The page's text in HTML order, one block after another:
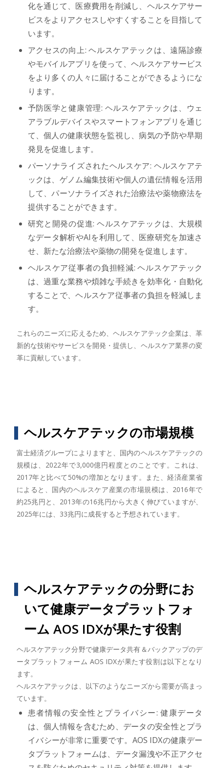
化を通じて、医療費用を削減し、ヘルスケアサー
ビスをよりアクセスしやすくすることを目指して
います。
アクセスの向上: ヘルスケアテックは、遠隔診療
やモバイルアプリを使って、ヘルスケアサービス
をより多くの人々に届けることができるようにな
ります。
予防医学と健康管理: ヘルスケアテックは、ウェ
アラブルデバイスやスマートフォンアプリを通じ
て、個人の健康状態を監視し、病気の予防や早期
発見を促進します。
パーソナライズされたヘルスケア: ヘルスケアテ
ックは、ゲノム編集技術や個人の遺伝情報を活用
して、パーソナライズされた治療法や薬物療法を
提供することができます。
研究と開発の促進: ヘルスケアテックは、大規模
なデータ解析やAIを利用して、医療研究を加速さ
せ、新たな治療法や薬物の開発を促進します。
ヘルスケア従事者の負担軽減: ヘルスケアテック
は、過重な業務や煩雑な手続きを効率化・自動化
することで、ヘルスケア従事者の負担を軽減しま
す。
これらのニーズに応えるため、ヘルスケアテック企業は、革
新的な技術やサービスを開発・提供し、ヘルスケア業界の変
革に貢献しています。
ヘルスケアテックの市場規模
富士経済グループによりますと、国内のヘルスケアテックの
規模は、2022年で3,000億円程度とのことです。これは、
2017年と比べて50%の増加となります。また、経済産業省
によると、国内のヘルスケア産業の市場規模は、2016年で
約25兆円と、2013年の16兆円から大きく伸びていますが、
2025年には、33兆円に成長すると予想されています。
ヘルスケアテックの分野にお
いて健康データプラットフォ
ーム AOS IDXが果たす役割
ヘルスケアテック分野で健康データ共有＆バックアップのデ
ータプラットフォーム AOS IDXが果たす役割は以下となり
ます。
ヘルスケアテックは、以下のようなニーズから需要が高まっ
ています。
患者情報の安全性とプライバシー: 健康データ
は、個人情報を含むため、データの安全性とプラ
イバシーが非常に重要です。AOS IDXの健康デー
タプラットフォームは、データ漏洩や不正アクセ